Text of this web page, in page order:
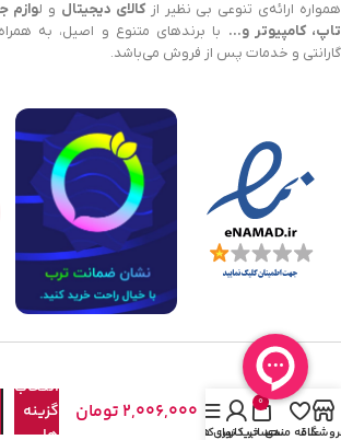
همواره ارائه‌ی تنوعی بی نظیر ازکالای دیجیتال و لوازم
تاپ، کامپیوتر و… با برندهای متنوع و اصیل، به
گارانتی و خدمات پس از فروش می‌باشد.
کابل
Type-
C کی نت
پلاس مدل
KP-
2,006,000 تومان
انتخاب
گزینه
علاقه مندی
0
سبد خرید
حساب کاربری من
نوار کناری